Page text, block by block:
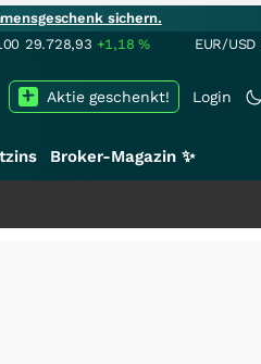
sichern.
29.728,93 +1,18% EUR/USD
Login
Aktie geschenkt!
Broker-Magazin ✨